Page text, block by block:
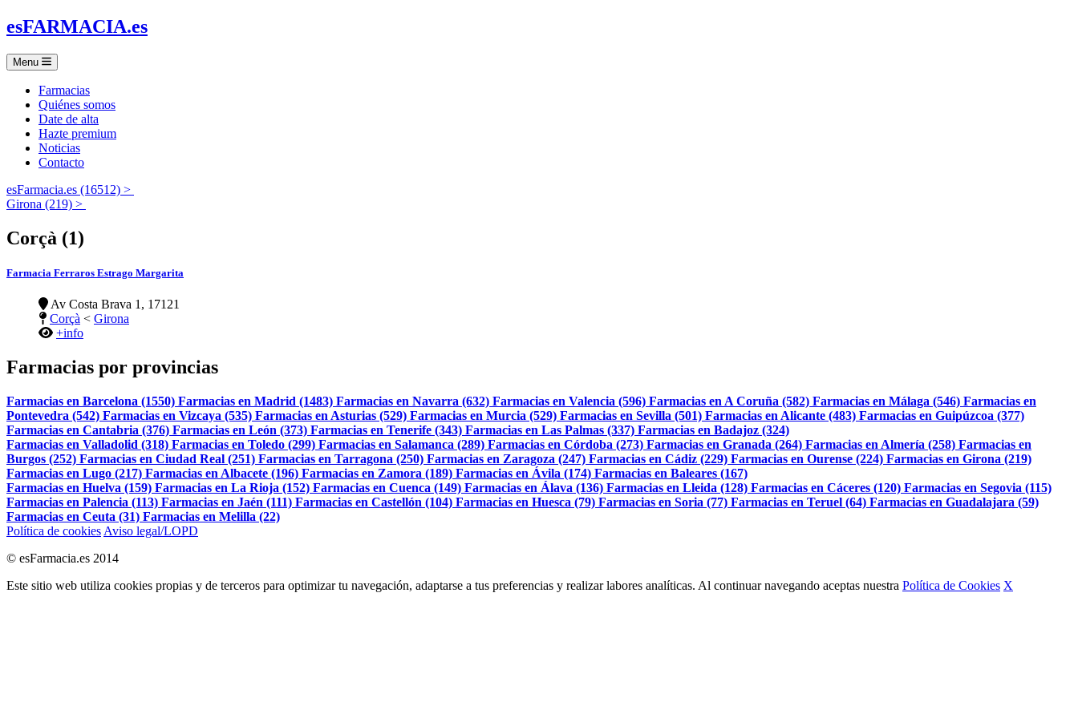
esFARMACIA.es
Menu
Farmacias
Quiénes somos
Date de alta
Hazte premium
Noticias
Contacto
esFarmacia.es (16512) >
Girona (219) >
Corçà (1)
Farmacia Ferraros Estrago Margarita
Av Costa Brava 1, 17121
Corçà < Girona
+info
Farmacias por provincias
Farmacias en Barcelona (1550) Farmacias en Madrid (1483) Farmacias en Navarra (632) Farmacias en Valencia (596) Farmacias en A Coruña (582) Farmacias en Málaga (546) Farmacias en
Pontevedra (542) Farmacias en Vizcaya (535) Farmacias en Asturias (529) Farmacias en Murcia (529) Farmacias en Sevilla (501) Farmacias en Alicante (483) Farmacias en Guipúzcoa (377)
Farmacias en Cantabria (376) Farmacias en León (373) Farmacias en Tenerife (343) Farmacias en Las Palmas (337) Farmacias en Badajoz (324)
Farmacias en Valladolid (318) Farmacias en Toledo (299) Farmacias en Salamanca (289) Farmacias en Córdoba (273) Farmacias en Granada (264) Farmacias en Almería (258) Farmacias en
Burgos (252) Farmacias en Ciudad Real (251) Farmacias en Tarragona (250) Farmacias en Zaragoza (247) Farmacias en Cádiz (229) Farmacias en Ourense (224) Farmacias en Girona (219)
Farmacias en Lugo (217) Farmacias en Albacete (196) Farmacias en Zamora (189) Farmacias en Ávila (174) Farmacias en Baleares (167)
Farmacias en Huelva (159) Farmacias en La Rioja (152) Farmacias en Cuenca (149) Farmacias en Álava (136) Farmacias en Lleida (128) Farmacias en Cáceres (120) Farmacias en Segovia (115)
Farmacias en Palencia (113) Farmacias en Jaén (111) Farmacias en Castellón (104) Farmacias en Huesca (79) Farmacias en Soria (77) Farmacias en Teruel (64) Farmacias en Guadalajara (59)
Farmacias en Ceuta (31) Farmacias en Melilla (22)
Política de cookies Aviso legal/LOPD
© esFarmacia.es 2014
Este sitio web utiliza cookies propias y de terceros para optimizar tu navegación, adaptarse a tus preferencias y realizar labores analíticas. Al continuar navegando aceptas nuestra Política de Cookies X